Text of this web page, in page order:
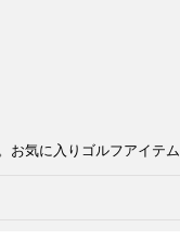
気に入りゴルフアイテ